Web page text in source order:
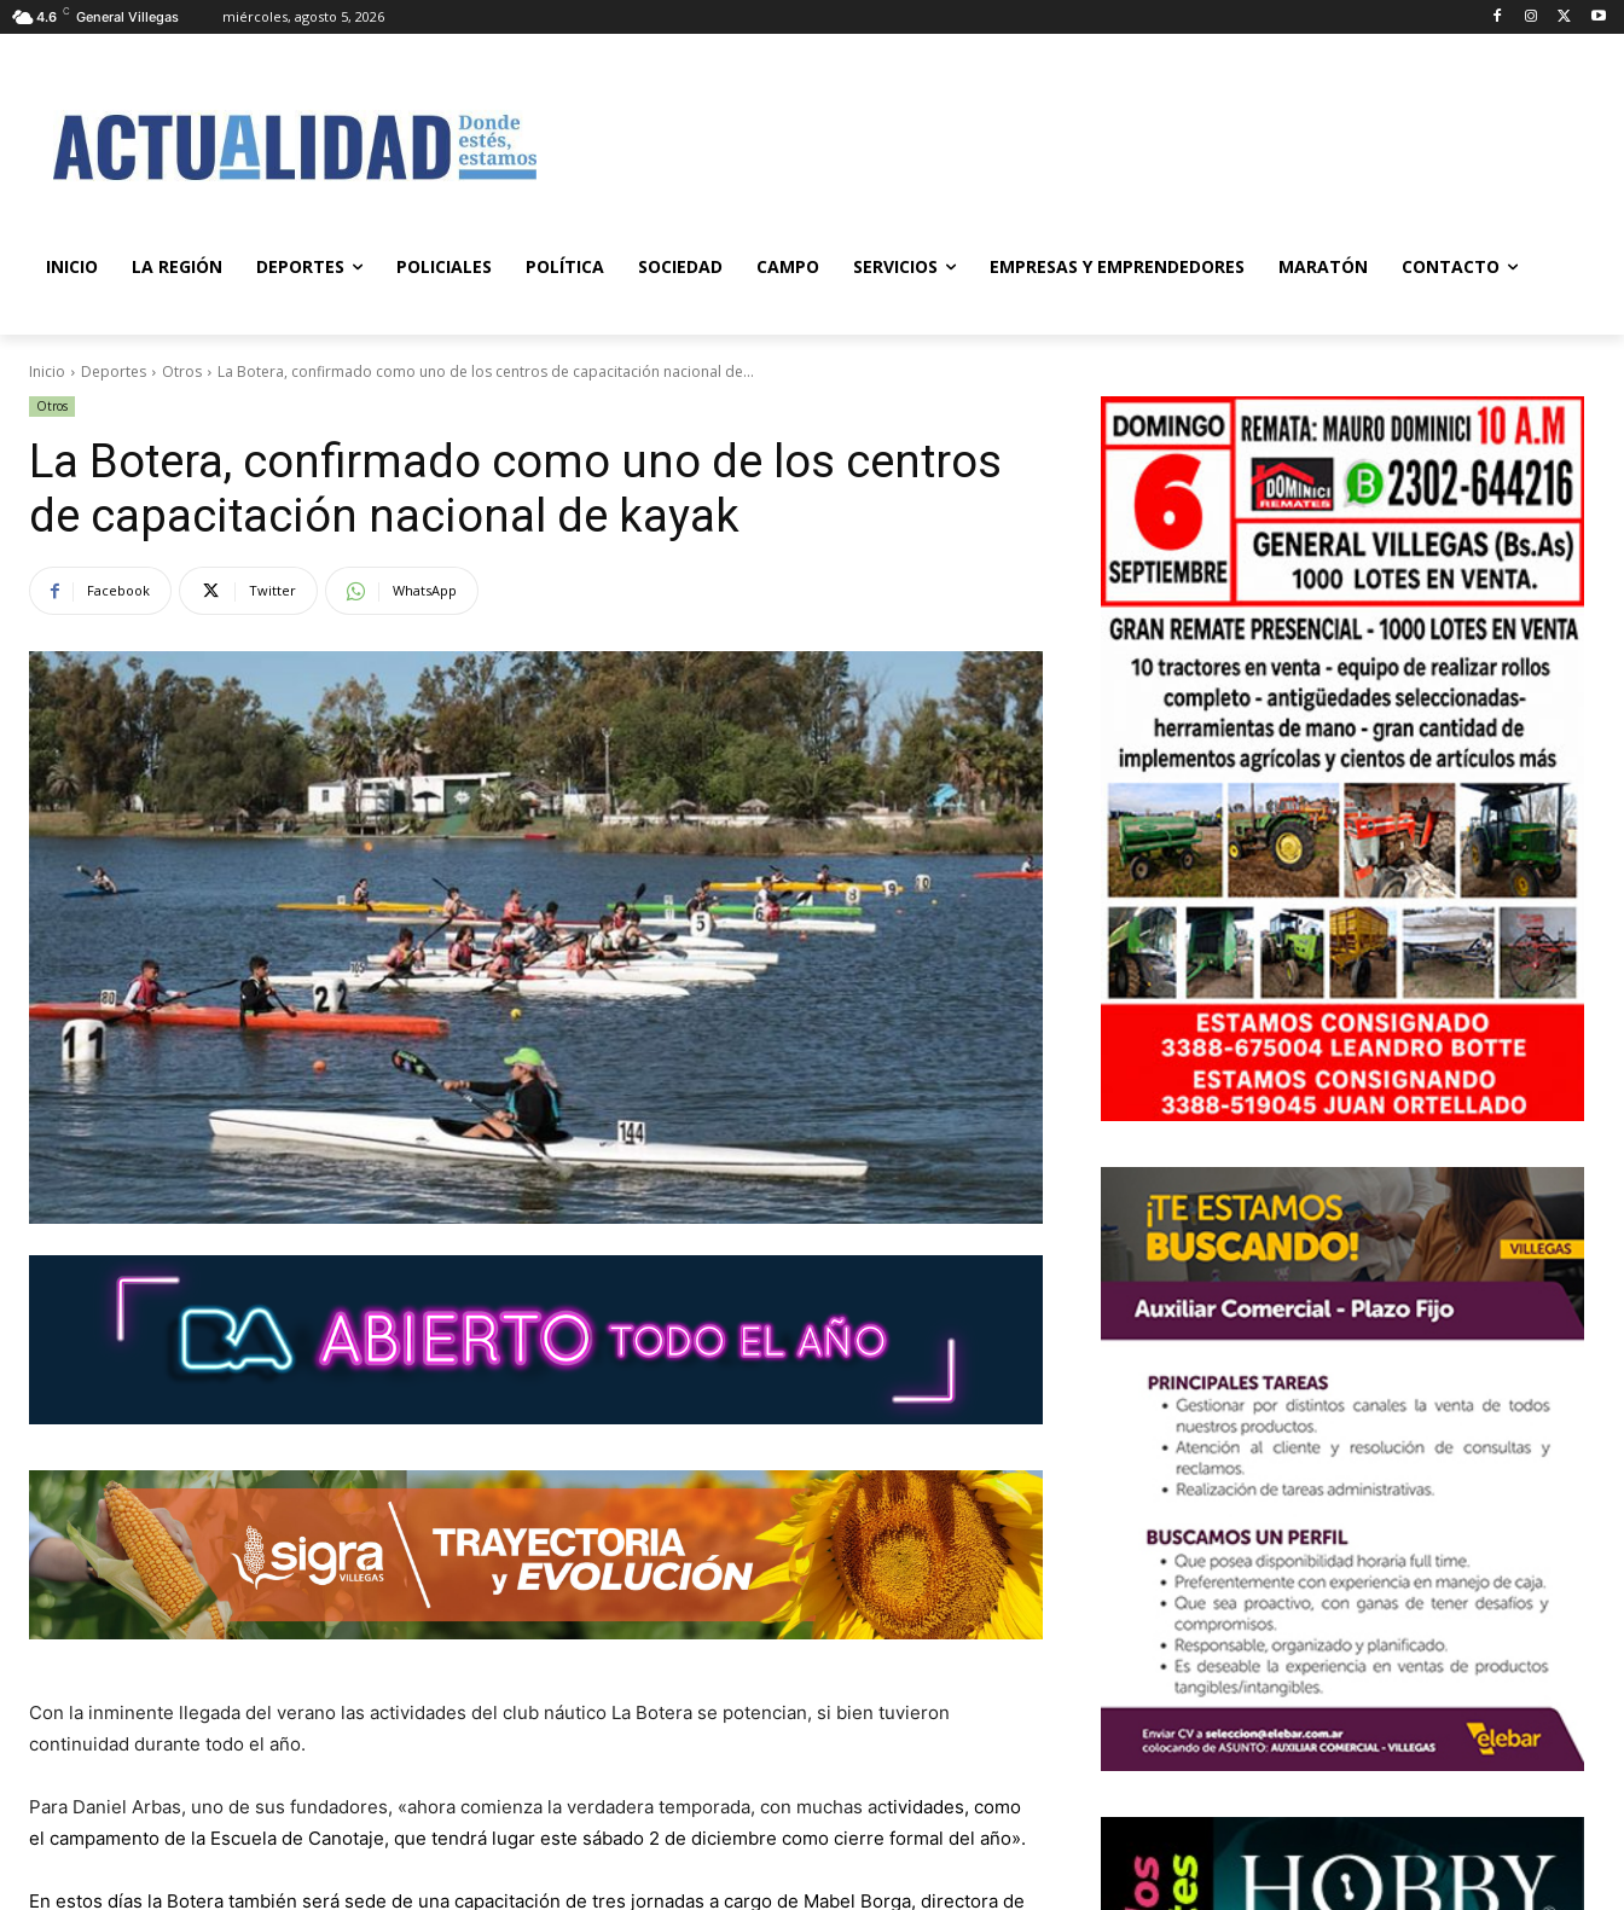
4.6 C General Villegas miércoles, agosto 5, 2026
INICIO LA REGIÓN DEPORTES POLICIALES POLÍTICA SOCIEDAD CAMPO SERVICIOS EMPRESAS Y EMPRENDEDORES MARATÓN CONTACTO
Inicio Deportes Otros La Botera, confirmado como uno de los centros de capacitación nacional de...
Otros
La Botera, confirmado como uno de los centros
de capacitación nacional de kayak
Facebook Twitter WhatsApp
Con la inminente llegada del verano las actividades del club náutico La Botera se potencian, si bien tuvieron
continuidad durante todo el año.
Para Daniel Arbas, uno de sus fundadores, «ahora comienza la verdadera temporada, con muchas actividades, como
el campamento de la Escuela de Canotaje, que tendrá lugar este sábado 2 de diciembre como cierre formal del año».
En estos días la Botera también será sede de una capacitación de tres jornadas a cargo de Mabel Borga, directora de